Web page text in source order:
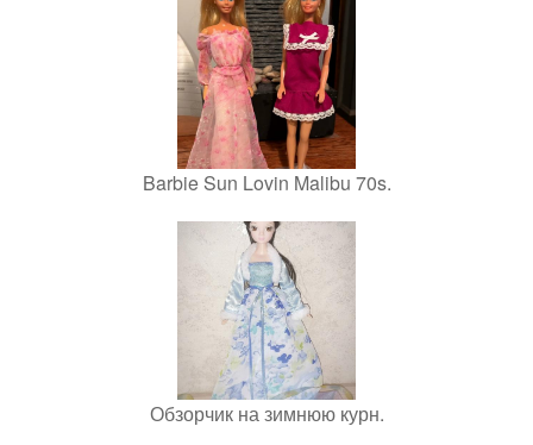
Barbie Sun Lovin Malibu 70s.
Обзорчик на зимнюю курн.